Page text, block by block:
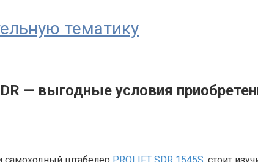
тематику
— выгодные условия